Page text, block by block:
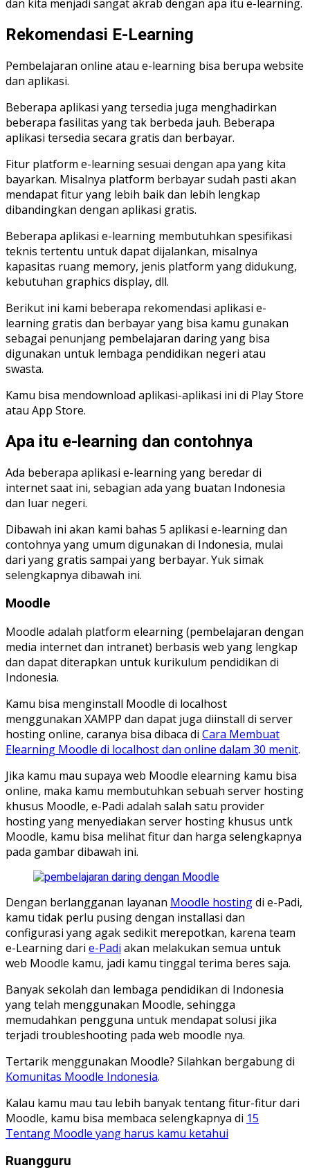
dan kita menjadi sangat akrab dengan apa itu e-learning.
Rekomendasi E-Learning
Pembelajaran online atau e-learning bisa berupa website
dan aplikasi.
Beberapa aplikasi yang tersedia juga menghadirkan
beberapa fasilitas yang tak berbeda jauh. Beberapa
aplikasi tersedia secara gratis dan berbayar.
Fitur platform e-learning sesuai dengan apa yang kita
bayarkan. Misalnya platform berbayar sudah pasti akan
mendapat fitur yang lebih baik dan lebih lengkap
dibandingkan dengan aplikasi gratis.
Beberapa aplikasi e-learning membutuhkan spesifikasi
teknis tertentu untuk dapat dijalankan, misalnya
kapasitas ruang memory, jenis platform yang didukung,
kebutuhan graphics display, dll.
Berikut ini kami beberapa rekomendasi aplikasi e-
learning gratis dan berbayar yang bisa kamu gunakan
sebagai penunjang pembelajaran daring yang bisa
digunakan untuk lembaga pendidikan negeri atau
swasta.
Kamu bisa mendownload aplikasi-aplikasi ini di Play Store
atau App Store.
Apa itu e-learning dan contohnya
Ada beberapa aplikasi e-learning yang beredar di
internet saat ini, sebagian ada yang buatan Indonesia
dan luar negeri.
Dibawah ini akan kami bahas 5 aplikasi e-learning dan
contohnya yang umum digunakan di Indonesia, mulai
dari yang gratis sampai yang berbayar. Yuk simak
selengkapnya dibawah ini.
Moodle
Moodle adalah platform elearning (pembelajaran dengan
media internet dan intranet) berbasis web yang lengkap
dan dapat diterapkan untuk kurikulum pendidikan di
Indonesia.
Kamu bisa menginstall Moodle di localhost
menggunakan XAMPP dan dapat juga diinstall di server
hosting online, caranya bisa dibaca di Cara Membuat
Elearning Moodle di localhost dan online dalam 30 menit.
Jika kamu mau supaya web Moodle elearning kamu bisa
online, maka kamu membutuhkan sebuah server hosting
khusus Moodle, e-Padi adalah salah satu provider
hosting yang menyediakan server hosting khusus untk
Moodle, kamu bisa melihat fitur dan harga selengkapnya
pada gambar dibawah ini.
Dengan berlangganan layanan Moodle hostingdi e-Padi,
kamu tidak perlu pusing dengan installasi dan
configurasi yang agak sedikit merepotkan, karena team
e-Learning dari e-Padi akan melakukan semua untuk
web Moodle kamu, jadi kamu tinggal terima beres saja.
Banyak sekolah dan lembaga pendidikan di Indonesia
yang telah menggunakan Moodle, sehingga
memudahkan pengguna untuk mendapat solusi jika
terjadi troubleshooting pada web moodle nya.
Tertarik menggunakan Moodle? Silahkan bergabung di
Komunitas Moodle Indonesia.
Kalau kamu mau tau lebih banyak tentang fitur-fitur dari
Moodle, kamu bisa membaca selengkapnya di 15
Tentang Moodle yang harus kamu ketahui
Ruangguru